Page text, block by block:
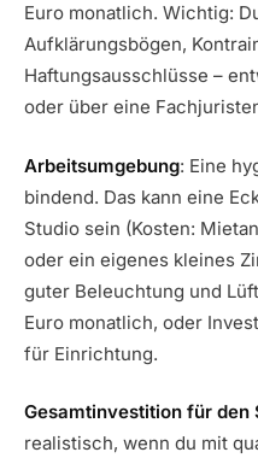
Euro monatlich. Wichtig:
Aufklärungsbögen,
Haftungsausschlüsse –
oder über eine
Arbeitsumgebung: Eine
bindend. Das kann eine
Studio sein (Kosten:
oder ein eigenes kleines
guter Beleuchtung und
Euro monatlich, oder
für Einrichtung.
Gesamtinvestition für den
realistisch, wenn du mit